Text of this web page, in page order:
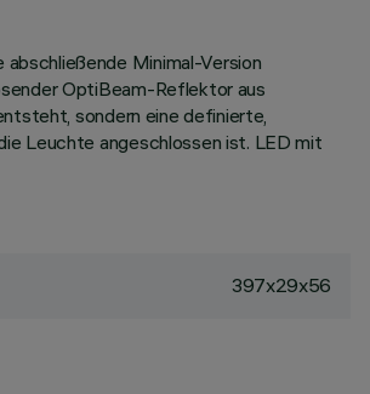
Minimal-Version
OptiBeam-Reflektor aus
sondern eine definierte,
Leuchte angeschlossen ist. LED mit
397x29x56